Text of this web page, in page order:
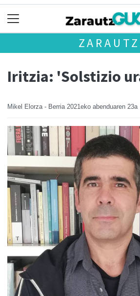
ZARAUTZ
Iritzia: 'Solstizio
Mikel Elorza - Berria 2021eko abenduaren 23a